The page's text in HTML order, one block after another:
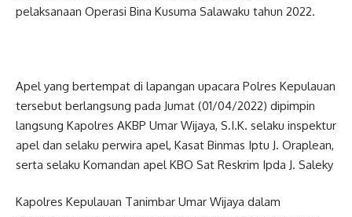
pelaksanaan Operasi Bina Kusuma Salawaku tahun 2022.
Apel yang bertempat di lapangan upacara Polres Kepulauan
tersebut berlangsung pada Jumat (01/04/2022) dipimpin
langsung Kapolres AKBP Umar Wijaya, S.I.K. selaku inspektur
apel dan selaku perwira apel, Kasat Binmas Iptu J. Oraplean,
serta selaku Komandan apel KBO Sat Reskrim Ipda J. Saleky
Kapolres Kepulauan Tanimbar Umar Wijaya dalam